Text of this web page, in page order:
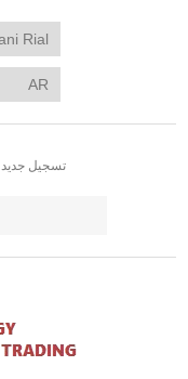
تسجيل جديد